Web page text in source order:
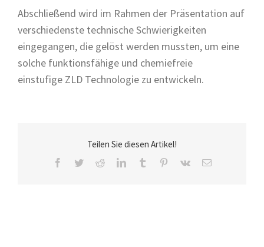
Abschließend wird im Rahmen der Präsentation auf
verschiedenste technische Schwierigkeiten
eingegangen, die gelöst werden mussten, um eine
solche funktionsfähige und chemiefreie
einstufige ZLD Technologie zu entwickeln.
Teilen Sie diesen Artikel!
Facebook
TwitterRedditLinkedInTumblr Pinterest
Vk
E-